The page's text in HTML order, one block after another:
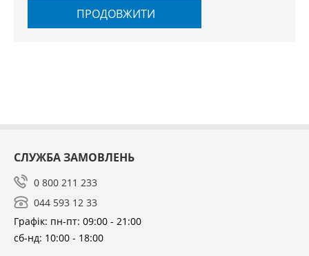
ПРОДОВЖИТИ
СЛУЖБА ЗАМОВЛЕНЬ
0 800 211 233
044 593 12 33
Графік: пн-пт: 09:00 - 21:00
сб-нд: 10:00 - 18:00